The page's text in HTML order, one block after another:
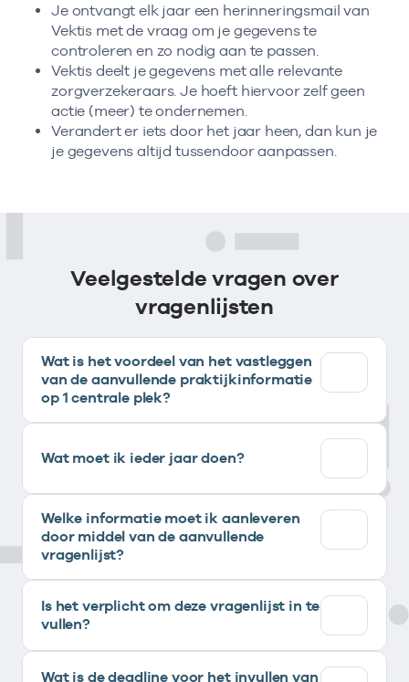
Je ontvangt elk jaar een herinneringsmail van
Vektis met de vraag om je gegevens te
controleren en zo nodig aan te passen.
Vektis deelt je gegevens met alle relevante
zorgverzekeraars. Je hoeft hiervoor zelf geen
actie (meer) te ondernemen.
Verandert er iets door het jaar heen, dan kun je
je gegevens altijd tussendoor aanpassen.
Veelgestelde vragen over
vragenlijsten
Wat is het voordeel van het vastleggen
van de aanvullende praktijkinformatie
op 1 centrale plek?
Wat moet ik ieder jaar doen?
Welke informatie moet ik aanleveren
door middel van de aanvullende
vragenlijst?
Is het verplicht om deze vragenlijst in te
vullen?
Wat is de deadline voor het invullen van